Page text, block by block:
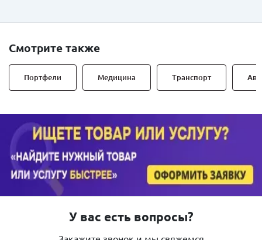
Смотрите также
Портфели Медицина Транспорт
У вас есть вопросы?